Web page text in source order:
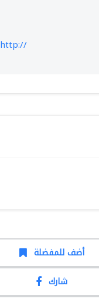
http://
أضف للمفضلة
شارك